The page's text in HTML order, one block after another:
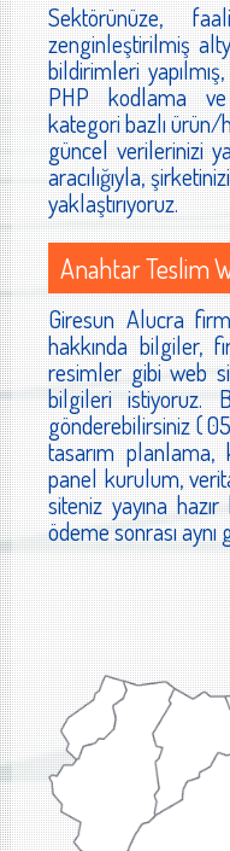
Sektörünüze,
zenginleştirilmiş
bildirimleri
PHP kodlama ve
kategori bazlı
güncel verilerinizi
aracılığıyla,
yaklaştırıyoruz.
Anahtar Teslim
Giresun Alucra
hakkında bilgiler,
resimler gibi web
bilgileri istiyoruz.
gönderebilirsiniz (
tasarım
panel kurulum,
siteniz yayına
ödeme sonrası